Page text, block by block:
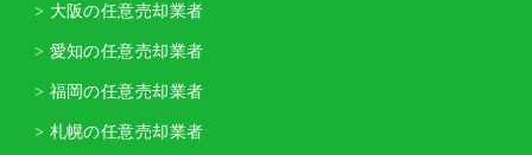
> 大阪の任意売却業者
> 愛知の任意売却業者
> 福岡の任意売却業者
> 札幌の任意売却業者